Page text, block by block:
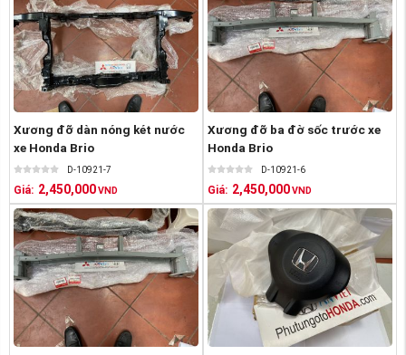
Xương đỡ dàn nóng két nước
xe Honda Brio
D-10921-7
Giá: 2,450,000 VND
Xương đỡ ba đờ sốc trước xe
Honda Brio
D-10921-6
Giá: 2,450,000 VND